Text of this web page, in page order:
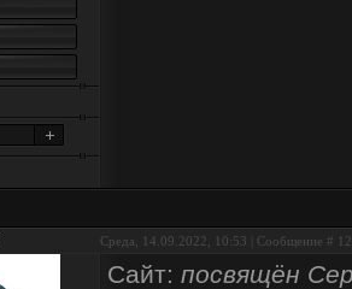
Среда, 14.09.2022, 10:53 | Сообщение # 12
Сайт: посвящён